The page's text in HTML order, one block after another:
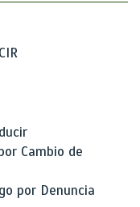
Cambio de
por Denuncia